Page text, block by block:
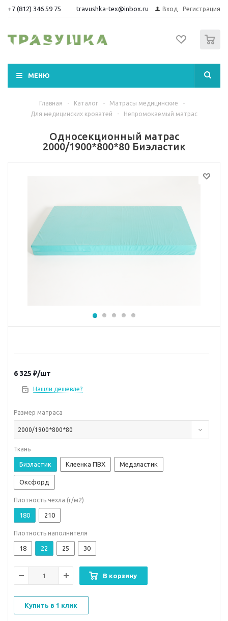
+7 (812) 346 59 75 travushka-tex@inbox.ru Вход Регистрация
МЕНЮ
Главная - Каталог - Матрасы медицинские
-
Для медицинских кроватей
- Непромокаемый матрас
Односекционный матрас
2000/1900*800*80 Биэластик
6 325 ₽/шт
Нашли дешевле?
Размер матраса
2000/1900*800*80
Ткань
Биэластик Клеенка ПВХ Медэластик
Оксфорд
Плотность чехла (г/м2)
180 210
Плотность наполнителя
18 22 25 30
В корзину
Купить в 1 клик